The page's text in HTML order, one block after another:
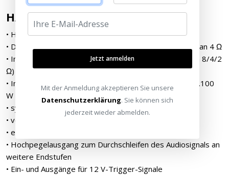
HAUPTMERKMALE
• HybridDigitalTM Purifi EigentaktTM Verstärker
• Dauerausgangsleistung: 2 x 185 W an 8 Ω, 2 x 340 W an 4 Ω
• Impulsleistung: 2 x 260 W / 2 x 490 W / 2 x 570 W (an 8/4/2
Ω)
• Impulsleistung in Brückenschaltung: 1.000 W an 8 Ω, 1.100
W an 4 Ω
• symmetrische XLR-Eingänge
• vergoldete Cinch-Eingänge
• einstellbarer Eingangspegel
• Hochpegelausgang zum Durchschleifen des Audiosignals an
weitere Endstufen
• Ein- und Ausgänge für 12 V-Trigger-Signale
Jetzt anmelden
Mit der Anmeldung akzeptieren Sie unsere
Datenschutzerklärung. Sie können sich
jederzeit wieder abmelden.